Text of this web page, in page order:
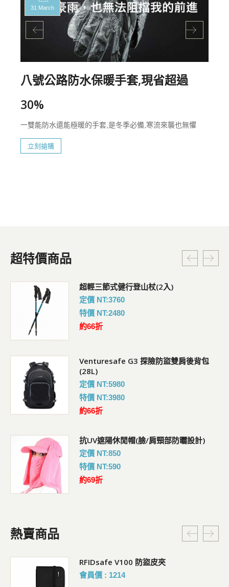
31 March
八號公路防水保暖手套,現省超過
30%
一雙能防水還能極暖的手套,是冬季必備,寒流來襲也無懼
立刻搶購
超特價商品
超輕三節式健行登山杖(2入)
定價 NT:3760
特價 NT:2480
約66折
Venturesafe G3 探險防盜雙肩後背包
(28L)
定價 NT:5980
特價 NT:3980
約66折
抗UV遮陽休閒帽(臉/肩頸部防曬設計)
定價 NT:850
特價 NT:590
約69折
熱賣商品
RFIDsafe V100 防盜皮夾
會員價 : 1214